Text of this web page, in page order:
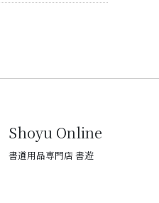
Shoyu Online
書道用品専門店 書遊